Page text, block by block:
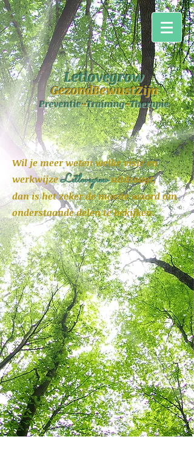
Letlovegrow
GezondBewustZijn
Preventie~Training~Therapie
Wil je meer weten welke visie en
werkwijzeLetlovegrow uitdraagt,
dan is het zeker de moeite waard om
onderstaande delen te bekijken.